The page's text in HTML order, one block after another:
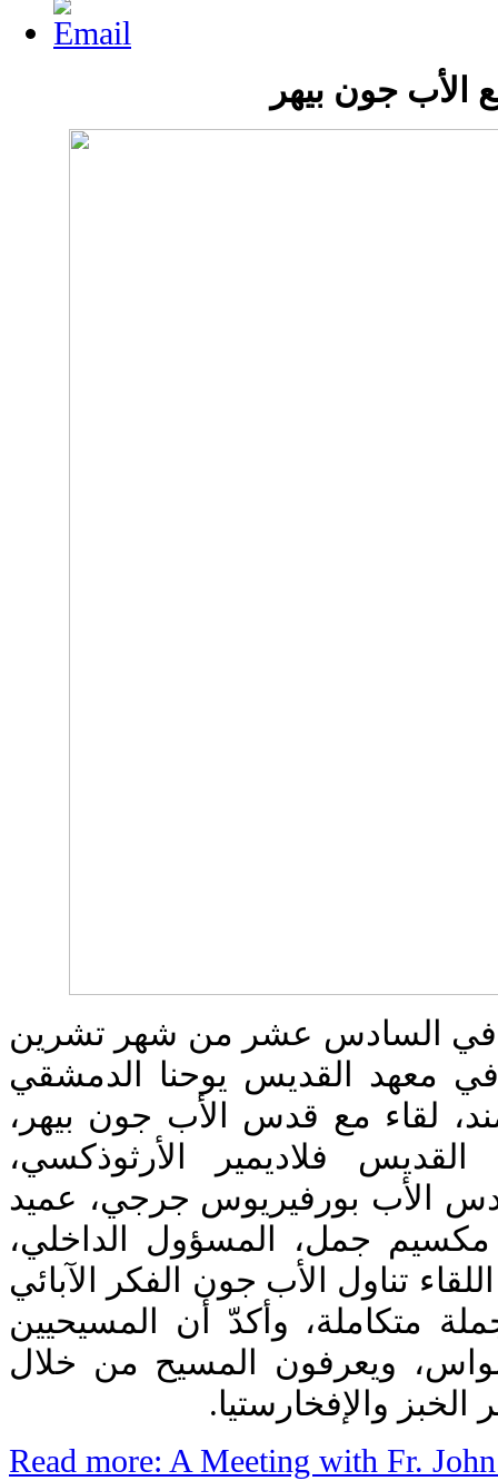
الأب جون بيهر
في السادس عشر من شهر تشرين
2018، أقيم في معهد القديس يوحنا الدمشقي
لقاء مع قدس الأب جون بيهر،
فلاديمير الأرثوذكسي،
الأب بورفيريوس جرجي، عميد
مكسيم جمل، المسؤول الداخلي،
تناول الأب جون الفكر الآبائي
متكاملة، وأكدّ أن المسيحيين
ويعرفون المسيح من خلال
والإفخارستيا.
Read more: A Meeting with Fr.